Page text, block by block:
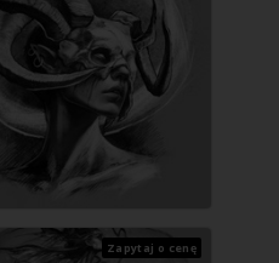
Zapytaj o cenę